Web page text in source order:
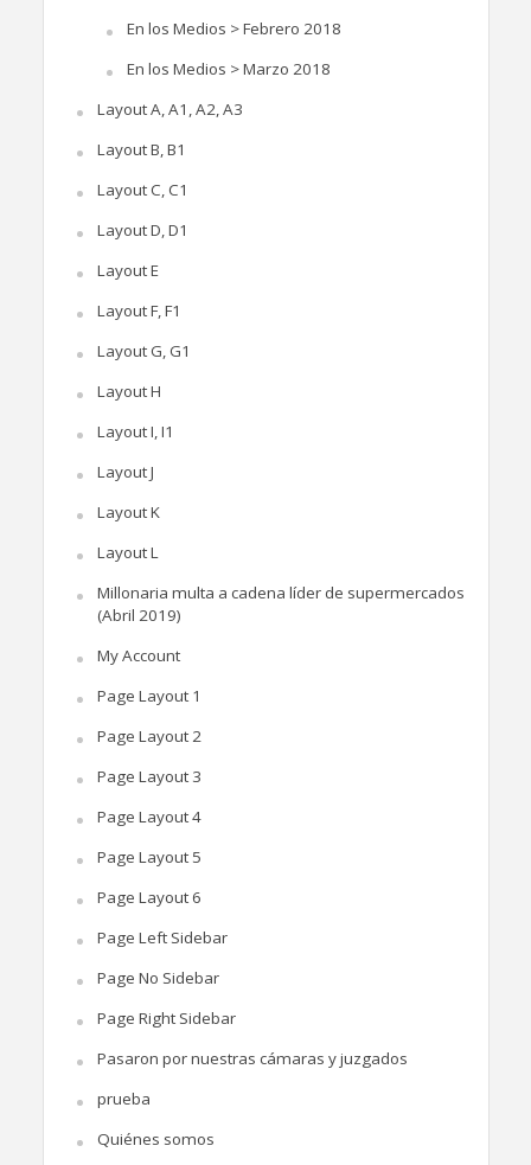
En los Medios > Febrero 2018
En los Medios > Marzo 2018
Layout A, A1, A2, A3
Layout B, B1
Layout C, C1
Layout D, D1
Layout E
Layout F, F1
Layout G, G1
Layout H
Layout I, I1
Layout J
Layout K
Layout L
Millonaria multa a cadena líder de supermercados
(Abril 2019)
My Account
Page Layout 1
Page Layout 2
Page Layout 3
Page Layout 4
Page Layout 5
Page Layout 6
Page Left Sidebar
Page No Sidebar
Page Right Sidebar
Pasaron por nuestras cámaras y juzgados
prueba
Quiénes somos